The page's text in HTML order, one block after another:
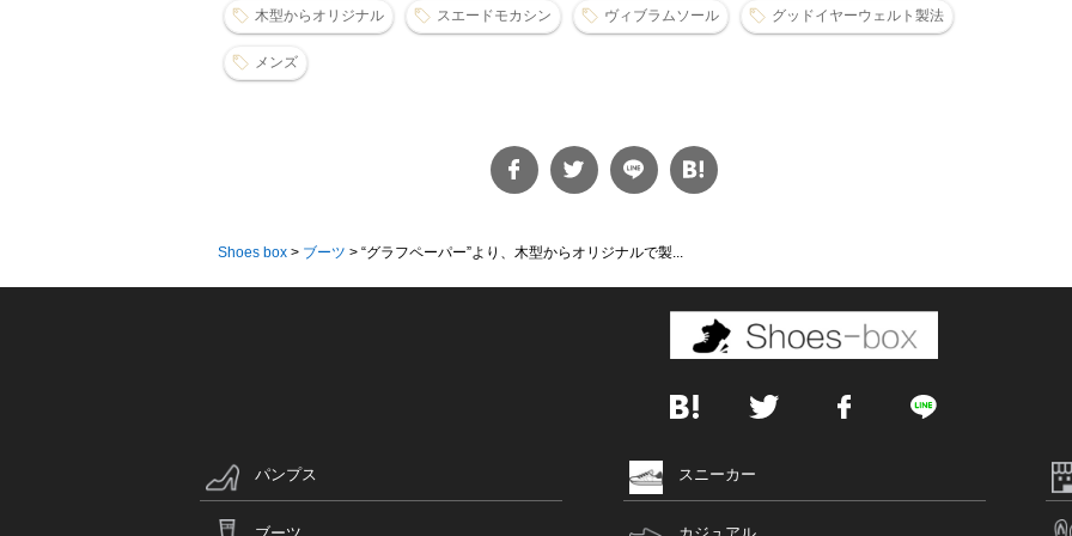
木型からオリジナル スエードモカシン ヴィブラムソール グッドイヤーウェルト製法
メンズ
Shoes box > ブーツ > “グラフペーパー”より、木型からオリジナルで製...
パンプス スニーカー